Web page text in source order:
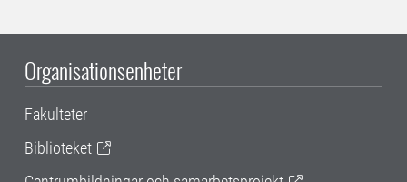
Organisationsenheter
Fakulteter
Biblioteket